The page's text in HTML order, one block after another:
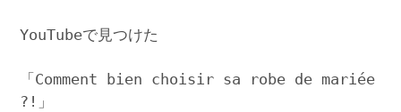
YouTubeで見つけた
「Comment bien choisir sa robe de mariée
?!」